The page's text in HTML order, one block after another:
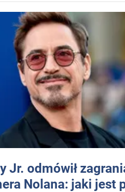
Jr. odmówił
Nolana: jaki jest